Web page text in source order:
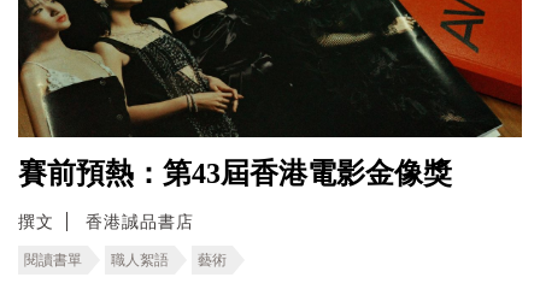
賽前預熱：第43屆香港電影金像獎
撰文 香港誠品書店
閱讀書單 職人絮語 藝術